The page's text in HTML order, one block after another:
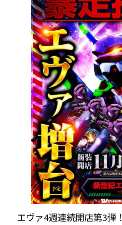
エヴァ4週連続開店第3弾！